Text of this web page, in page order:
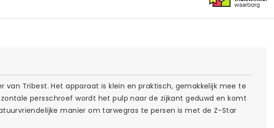
van Tribest. Het apparaat is klein en praktisch, gemakkelijk mee te
persschroef wordt het pulp naar de zijkant geduwd en komt
manier om tarwegras te persen is met de Z-Star